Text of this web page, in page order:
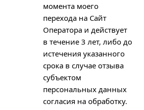
момента моего
перехода на Сайт
Оператора и действует
в течение 3 лет, либо до
истечения указанного
срока в случае отзыва
субъектом
персональных данных
согласия на обработку.